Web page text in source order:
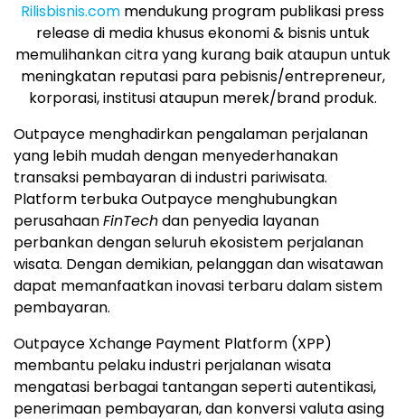
Rilisbisnis.com mendukung program publikasi press
release di media khusus ekonomi & bisnis untuk
memulihankan citra yang kurang baik ataupun untuk
meningkatan reputasi para pebisnis/entrepreneur,
korporasi, institusi ataupun merek/brand produk.
Outpayce menghadirkan pengalaman perjalanan
yang lebih mudah dengan menyederhanakan
transaksi pembayaran di industri pariwisata.
Platform terbuka Outpayce menghubungkan
perusahaanFinTechdan penyedia layanan
perbankan dengan seluruh ekosistem perjalanan
wisata. Dengan demikian, pelanggan dan wisatawan
dapat memanfaatkan inovasi terbaru dalam sistem
pembayaran.
Outpayce Xchange Payment Platform (XPP)
membantu pelaku industri perjalanan wisata
mengatasi berbagai tantangan seperti autentikasi,
penerimaan pembayaran, dan konversi valuta asing